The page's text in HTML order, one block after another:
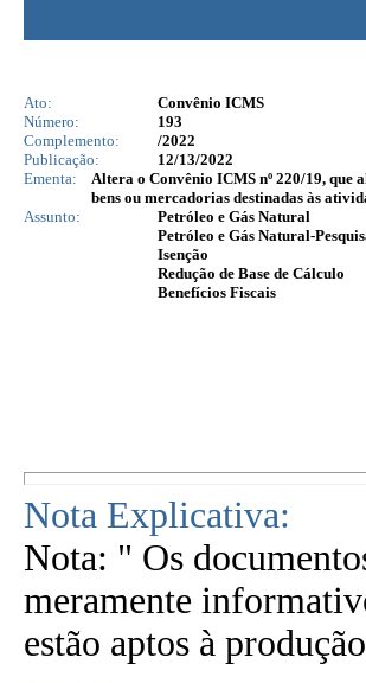
Ato:
Convênio ICMS
Número:
193
Complemento:
/2022
Publicação:
12/13/2022
Ementa:
Altera o Convênio ICMS nº 220/19, que
bens ou mercadorias destinadas às
Assunto:
Petróleo e Gás Natural
Petróleo e Gás Natural-
Isenção
Redução de Base de Cálculo
Benefícios Fiscais
Nota Explicativa:
Nota: " Os
meramente
estão aptos à